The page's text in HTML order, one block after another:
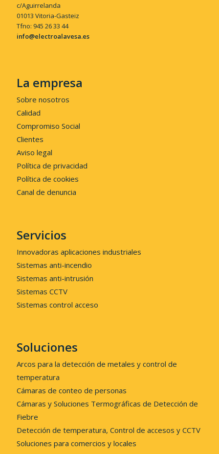
c/Aguirrelanda
01013 Vitoria-Gasteiz
Tfno: 945 26 33 44
info@electroalavesa.es
La empresa
Sobre nosotros
Calidad
Compromiso Social
Clientes
Aviso legal
Política de privacidad
Política de cookies
Canal de denuncia
Servicios
Innovadoras aplicaciones industriales
Sistemas anti-incendio
Sistemas anti-intrusión
Sistemas CCTV
Sistemas control acceso
Soluciones
Arcos para la detección de metales y control de
temperatura
Cámaras de conteo de personas
Cámaras y Soluciones Termográficas de Detección de
Fiebre
Detección de temperatura, Control de accesos y CCTV
Soluciones para comercios y locales